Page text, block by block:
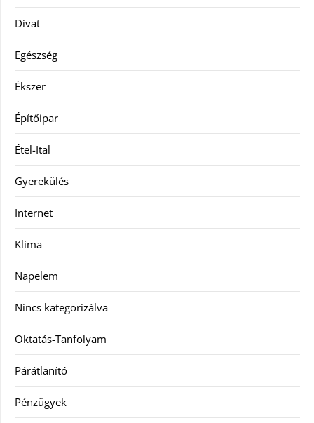
Divat
Egészség
Ékszer
Építőipar
Étel-Ital
Gyerekülés
Internet
Klíma
Napelem
Nincs kategorizálva
Oktatás-Tanfolyam
Párátlanító
Pénzügyek